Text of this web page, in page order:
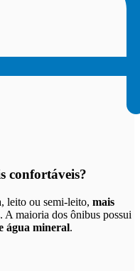
confortáveis?
leito ou semi-leito, mais
. A maioria dos ônibus possui
água mineral.